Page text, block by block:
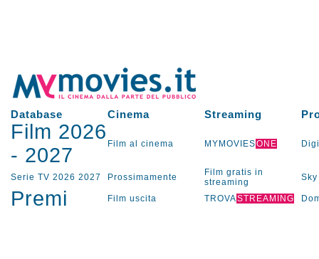
Database Cinema Streaming
Film 2026
- 2027 Film al cinema MYMOVIESONE
Serie TV 2026 2027 Prossimamente
Film gratis in
streaming
Sky
Premi Film uscita TROVASTREAMING